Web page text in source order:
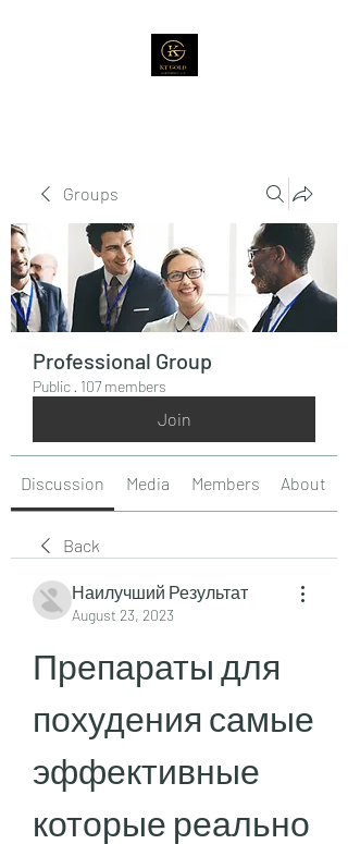
Groups
Professional Group
Public · 107 members
Join
Discussion Media Members About
Back
Наилучший Результат
August 23, 2023
Препараты для
похудения самые
эффективные
которые реально